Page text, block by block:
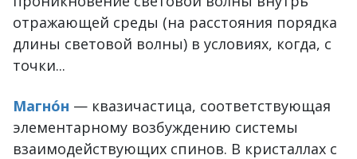
отражающей среды (на расстояния порядка
длины световой волны) в условиях, когда, с
точки...
Магно́н — квазичастица, соответствующая
элементарному возбуждению системы
взаимодействующих спинов. В кристаллах с